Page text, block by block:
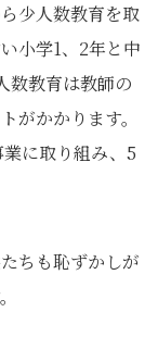
少人数教育を取
小学1、2年と中
数教育は教師の
がかかります。
に取り組み、5
ちも恥ずかしが